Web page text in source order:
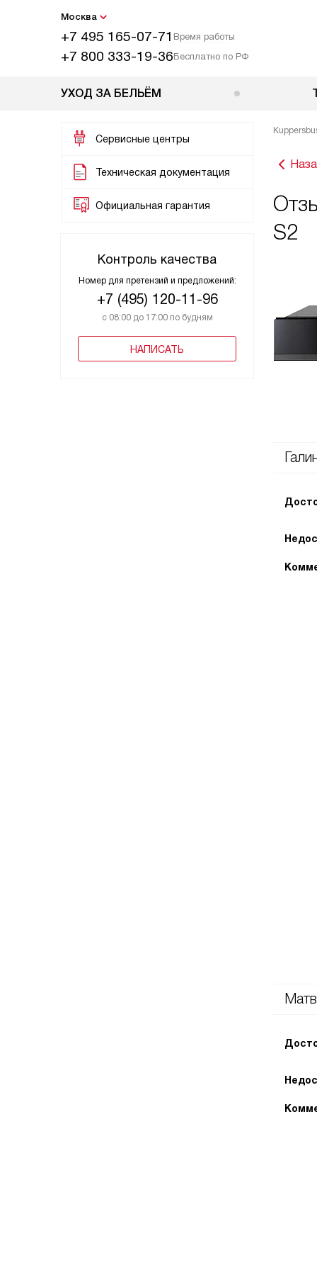
Москва
+7 495 165-07-71 Время работы
+7 800 333-19-36Бесплатно по РФ
УХОД ЗА БЕЛЬЁМ
Сервисные центры
Техническая документация
Официальная гарантия
Контроль качества
Номер для претензий и предложений:
+7 (495) 120-11-96
с 08:00 до 17:00 по будням
НАПИСАТЬ
S2